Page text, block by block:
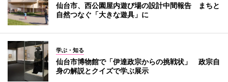
仙台市、西公園屋内遊び場の設計中間報告 まちと
自然つなぐ「大きな遊具」に
学ぶ・知る
仙台市博物館で「伊達政宗からの挑戦状」 政宗自
身の解説とクイズで学ぶ展示